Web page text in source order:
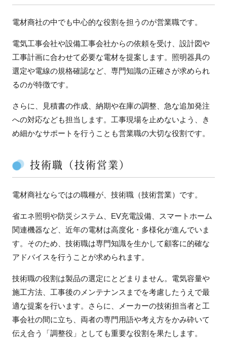
電材商社の中でも中心的な役割を担うのが営業職です。
電気工事会社や設備工事会社からの依頼を受け、設計図や
工事計画に合わせて必要な電材を提案します。照明器具の
選定や電線の規格確認など、専門知識の正確さが求められ
るのが特徴です。
さらに、見積書の作成、納期や在庫の調整、急な追加発注
への対応なども担当します。工事現場を止めないよう、き
め細かなサポートを行うことも営業職の大切な役割です。
技術職（技術営業）
電材商社ならではの職種が、技術職（技術営業）です。
省エネ照明や防災システム、EV充電設備、スマートホーム
関連機器など、近年の電材は高度化・多様化が進んでいま
す。そのため、技術職は専門知識を生かして顧客に的確な
アドバイスを行うことが求められます。
技術職の役割は製品の選定にとどまりません。電気容量や
施工方法、工事後のメンテナンスまでを考慮したうえで最
適な提案を行います。さらに、メーカーの技術担当者と工
事会社の間に立ち、両者の専門用語や考え方をかみ砕いて
伝え合う「調整役」としても重要な役割を果たします。